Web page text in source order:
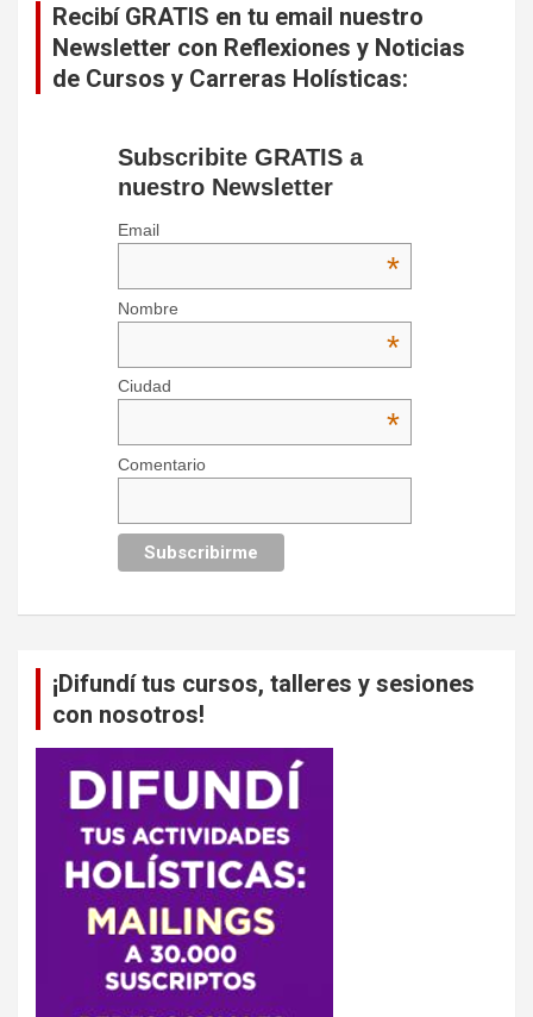
Recibí GRATIS en tu email nuestro
Newsletter con Reflexiones y Noticias
de Cursos y Carreras Holísticas:
Subscribite GRATIS a
nuestro Newsletter
Email
*
Nombre
*
Ciudad
*
Comentario
¡Difundí tus cursos, talleres y sesiones
con nosotros!